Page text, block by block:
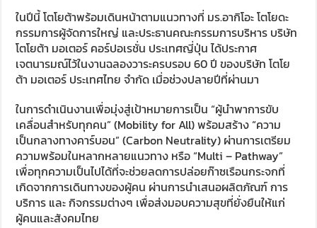
ในปีนี้ โตโยต้าพร้อมเดินหน้าตามแนวทางที่ มร.อากิโอะ โตโยดะ
กรรมการผู้จัดการใหญ่ และประธานคณะกรรมการบริหาร บริษัท
โตโยต้า มอเตอร์ คอร์ปอเรชั่น ประเทศญี่ปุ่น ได้ประกาศ
เจตนารมณ์ไว้ในงานฉลองวาระครบรอบ 60 ปี ของบริษัท โตโย
ต้า มอเตอร์ ประเทศไทย จำกัด เมื่อช่วงปลายปีที่ผ่านมา
ในการดำเนินงานเพื่อมุ่งสู่เป้าหมายการเป็น “ผู้นำพาการขับ
เคลื่อนสำหรับทุกคน” (Mobility for All) พร้อมสร้าง “ความ
เป็นกลางทางคาร์บอน” (Carbon Neutrality) ผ่านการเตรียม
ความพร้อมในหลากหลายแนวทาง หรือ “Multi – Pathway”
เพื่อทุกความเป็นไปได้ที่จะช่วยลดการปล่อยก๊าซเรือนกระจกที่
เกิดจากการเดินทางของผู้คน ผ่านการนำเสนอผลิตภัณฑ์ การ
บริการ และ กิจกรรมต่างๆ เพื่อส่งมอบความสุขที่ยั่งยืนให้แก่
ผู้คนและสังคมไทย